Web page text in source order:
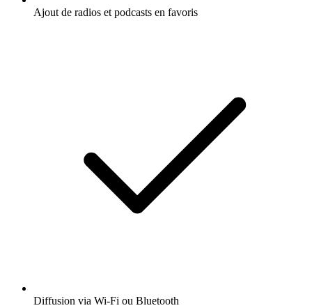
Ajout de radios et podcasts en favoris
Diffusion via Wi-Fi ou Bluetooth